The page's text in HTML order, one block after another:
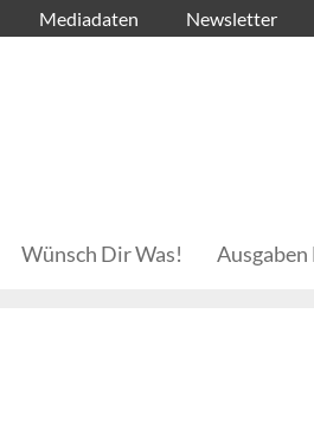
Mediadaten Newsletter
Wünsch Dir Was!